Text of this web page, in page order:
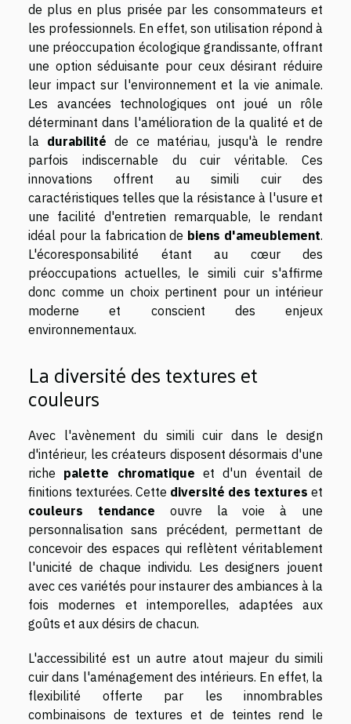
de plus en plus prisée par les consommateurs et
les professionnels. En effet, son utilisation répond à
une préoccupation écologique grandissante, offrant
une option séduisante pour ceux désirant réduire
leur impact sur l'environnement et la vie animale.
Les avancées technologiques ont joué un rôle
déterminant dans l'amélioration de la qualité et de
la durabilité de ce matériau, jusqu'à le rendre
parfois indiscernable du cuir véritable. Ces
innovations offrent au simili cuir des
caractéristiques telles que la résistance à l'usure et
une facilité d'entretien remarquable, le rendant
idéal pour la fabrication de biens d'ameublement.
L'écoresponsabilité étant au cœur des
préoccupations actuelles, le simili cuir s'affirme
donc comme un choix pertinent pour un intérieur
moderne et conscient des enjeux
environnementaux.
La diversité des textures et
couleurs
Avec l'avènement du simili cuir dans le design
d'intérieur, les créateurs disposent désormais d'une
riche palette chromatique et d'un éventail de
finitions texturées. Cette diversité des textures et
couleurs tendance ouvre la voie à une
personnalisation sans précédent, permettant de
concevoir des espaces qui reflètent véritablement
l'unicité de chaque individu. Les designers jouent
avec ces variétés pour instaurer des ambiances à la
fois modernes et intemporelles, adaptées aux
goûts et aux désirs de chacun.
L'accessibilité est un autre atout majeur du simili
cuir dans l'aménagement des intérieurs. En effet, la
flexibilité offerte par les innombrables
combinaisons de textures et de teintes rend le